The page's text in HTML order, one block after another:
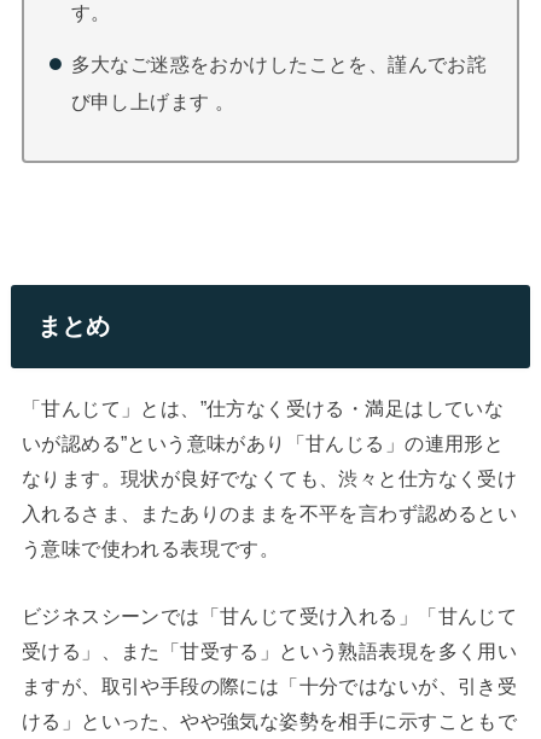
す。
多大なご迷惑をおかけしたことを、謹んでお詫
び申し上げます 。
まとめ
「甘んじて」とは、”仕方なく受ける・満足はしていな
いが認める”という意味があり「甘んじる」の連用形と
なります。現状が良好でなくても、渋々と仕方なく受け
入れるさま、またありのままを不平を言わず認めるとい
う意味で使われる表現です。
ビジネスシーンでは「甘んじて受け入れる」「甘んじて
受ける」、また「甘受する」という熟語表現を多く用い
ますが、取引や手段の際には「十分ではないが、引き受
ける」といった、やや強気な姿勢を相手に示すこともで